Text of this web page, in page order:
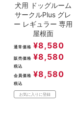
犬用 ドッグルーム
サークルPlus グレ
ー レギュラー 専用
屋根面
通常価格 ¥8,580
販売価格 ¥8,580
税込
会員価格 ¥8,580
税込
お気に入りに登録